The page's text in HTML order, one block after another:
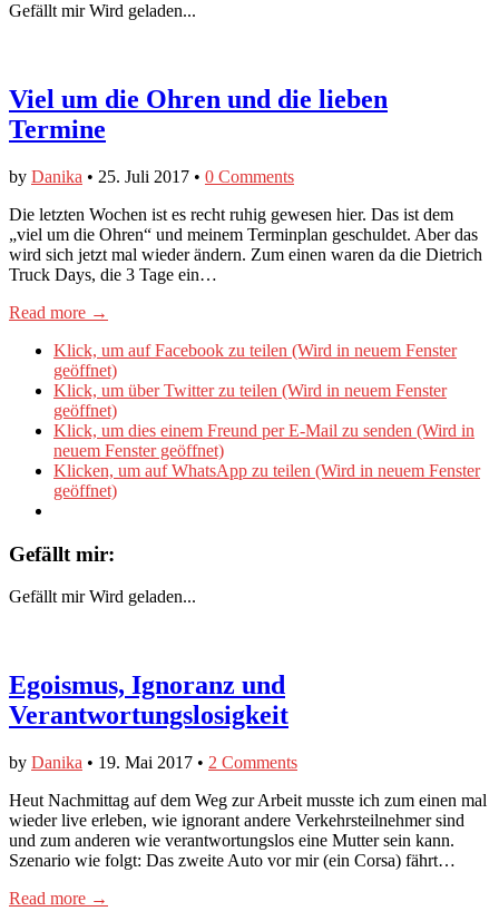
Gefällt mir Wird geladen...
Viel um die Ohren und die lieben
Termine
by Danika • 25. Juli 2017 • 0 Comments
Die letzten Wochen ist es recht ruhig gewesen hier. Das ist dem
„viel um die Ohren“ und meinem Terminplan geschuldet. Aber das
wird sich jetzt mal wieder ändern. Zum einen waren da die Dietrich
Truck Days, die 3 Tage ein…
Read more →
Klick, um auf Facebook zu teilen (Wird in neuem Fenster
geöffnet)
Klick, um über Twitter zu teilen (Wird in neuem Fenster
geöffnet)
Klick, um dies einem Freund per E-Mail zu senden (Wird in
neuem Fenster geöffnet)
Klicken, um auf WhatsApp zu teilen (Wird in neuem Fenster
geöffnet)
Gefällt mir:
Gefällt mir Wird geladen...
Egoismus, Ignoranz und
Verantwortungslosigkeit
by Danika • 19. Mai 2017 • 2 Comments
Heut Nachmittag auf dem Weg zur Arbeit musste ich zum einen mal
wieder live erleben, wie ignorant andere Verkehrsteilnehmer sind
und zum anderen wie verantwortungslos eine Mutter sein kann.
Szenario wie folgt: Das zweite Auto vor mir (ein Corsa) fährt…
Read more →